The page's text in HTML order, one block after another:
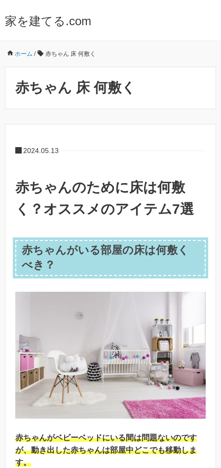
家を建てる.com
ホーム / 赤ちゃん 床 何敷く
赤ちゃん 床 何敷く
2024.05.13
赤ちゃんのために床は何敷
く？オススメのアイテム7選
赤ちゃんがいる部屋の床は何敷く
べき？
赤ちゃんがベビーベッドにいる間は問題ないのです
が、動き出した赤ちゃんは部屋中どこでも移動しま
す。